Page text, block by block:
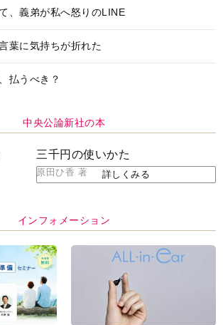
、義弟が私へ怒りのLINE
葉に気持ちが折れた
払うべき？
中央公論新社の本
三千円の使いかた
原田ひ香 著 詳しくみる
インフォメーション